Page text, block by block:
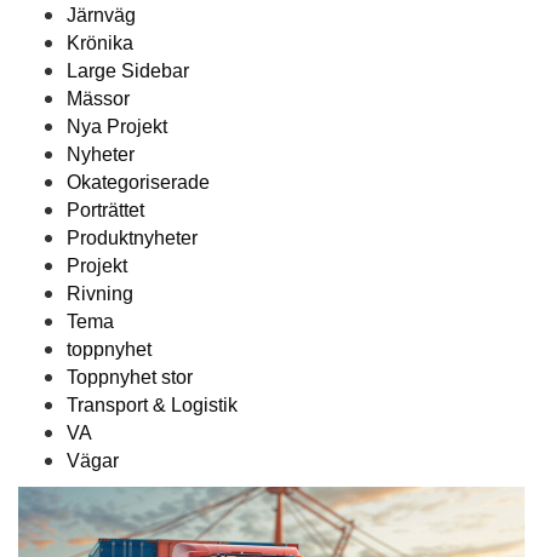
Järnväg
Krönika
Large Sidebar
Mässor
Nya Projekt
Nyheter
Okategoriserade
Porträttet
Produktnyheter
Projekt
Rivning
Tema
toppnyhet
Toppnyhet stor
Transport & Logistik
VA
Vägar